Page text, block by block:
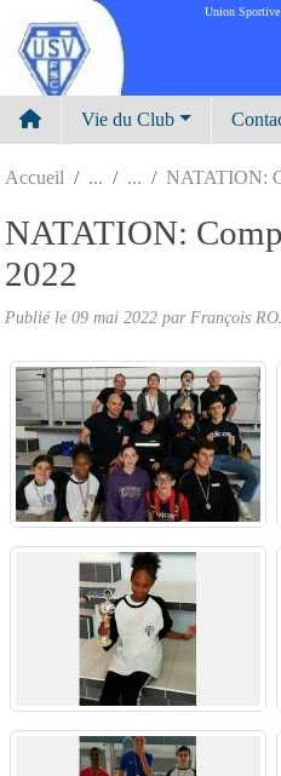
Union
Vie du Club
Accueil NATATION:
NATATION:
2022
Publié le 09 mai 2022 par François
Panneau de gestion des cookies